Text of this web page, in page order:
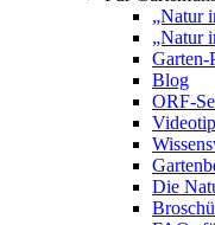
„Natur
„Natur
Garten-
Blog
ORF-
Die